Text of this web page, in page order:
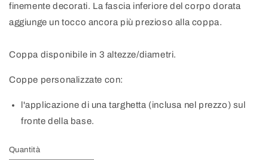
finemente decorati. La fascia inferiore del corpo dorata
aggiunge un tocco ancora più prezioso alla coppa.
Coppa disponibile in 3 altezze/diametri.
Coppe personalizzate con:
l'applicazione di una targhetta (inclusa nel prezzo) sul
fronte della base.
Quantità